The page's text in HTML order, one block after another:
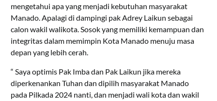
mengetahui apa yang menjadi kebutuhan masyarakat
Manado. Apalagi di dampingi pak Adrey Laikun sebagai
calon wakil walikota. Sosok yang memiliki kemampuan dan
integritas dalam memimpin Kota Manado menuju masa
depan yang lebih cerah.
“ Saya optimis Pak Imba dan Pak Laikun jika mereka
diperkenankan Tuhan dan dipilih masyarakat Manado
pada Pilkada 2024 nanti, dan menjadi wali kota dan wakil